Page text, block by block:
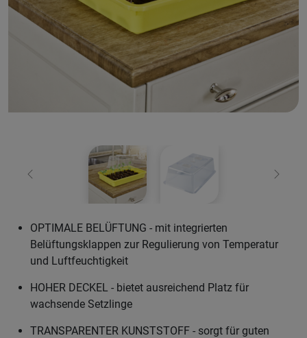
Zurück Weiter
OPTIMALE BELÜFTUNG - mit integrierten
Belüftungsklappen zur Regulierung von Temperatur
und Luftfeuchtigkeit
HOHER DECKEL - bietet ausreichend Platz für
wachsende Setzlinge
TRANSPARENTER KUNSTSTOFF - sorgt für guten